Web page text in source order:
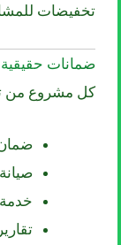
تخفيضات
ضمانات حقيقية
كل مشروع من
خدمة